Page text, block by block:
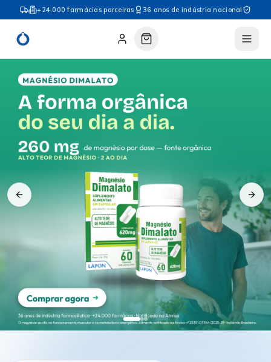
+24.000 farmácias parceiras 36 anos de indústria nacional